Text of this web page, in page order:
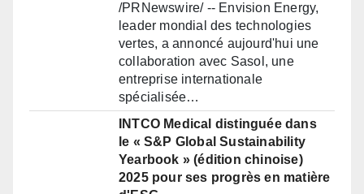
/PRNewswire/ -- Envision Energy,
leader mondial des technologies
vertes, a annoncé aujourd'hui une
collaboration avec Sasol, une
entreprise internationale
spécialisée…
INTCO Medical distinguée dans
le « S&P Global Sustainability
Yearbook » (édition chinoise)
2025 pour ses progrès en matière